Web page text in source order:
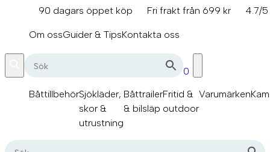
innehåll
90 dagars öppet köp Fri frakt från 699 kr
4.7/
Om ossGuider & TipsKontakta oss
0
BåttillbehörSjökläder,
skor &
utrustning
Båttrailer
& bilsläp
Fritid &
outdoor
Varumärken